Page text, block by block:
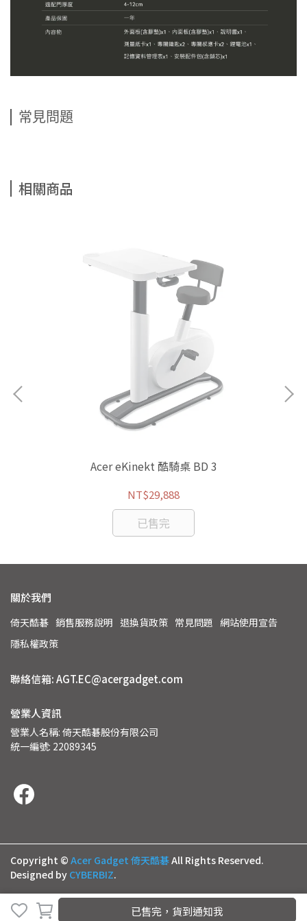
已售完，貨到通知我
常見問題
相關商品
Acer eKinekt 酷騎桌 BD 3
NT$29,888
已售完
關於我們
倚天酷碁 銷售服務說明 退換貨政策 常見問題 網站使用宣告
隱私權政策
聯絡信箱: AGT.EC@acergadget.com
營業人資訊
營業人名稱: 倚天酷碁股份有限公司
統一編號: 22089345
Copyright © Acer Gadget 倚天酷碁All Rights Reserved.
Designed by CYBERBIZ.